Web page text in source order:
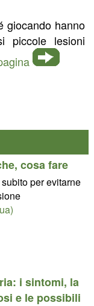
giocando hanno
piccole lesioni
cosa fare
per evitarne
i sintomi, la
e le possibili